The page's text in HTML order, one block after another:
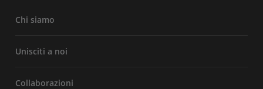
Chi siamo
Unisciti a noi
Collaborazioni